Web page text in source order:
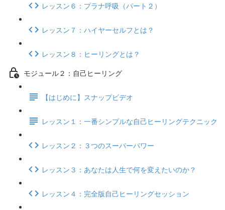
レッスン６：プラナ呼吸（パート２）
レッスン７：ハイヤーセルフとは？
レッスン８：ヒーリングとは？
モジュール２：自己ヒーリング
【はじめに】スナップビデオ
レッスン１：一番シンプルな自己ヒーリングテクニック
レッスン２：３つのスーパーパワー
レッスン３：あなたは人生で何を変えたいのか？
レッスン４：完全版自己ヒーリングセッション